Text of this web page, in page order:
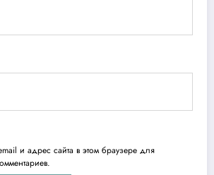
и адрес сайта в этом браузере для